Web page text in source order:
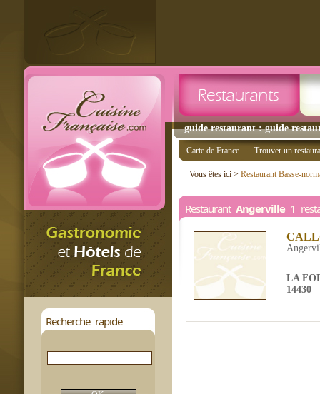
guide restaurant : guide
Recherche rapide
Carte de France Trouver un
Vous êtes ici > Restaurant Basse-
Restaurant Angerville 1
LA
14430